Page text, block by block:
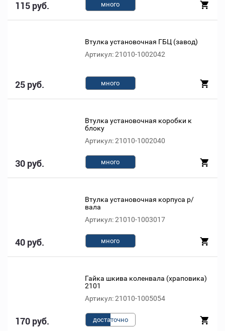
115 руб. много
Втулка установочная ГБЦ (завод)
Артикул: 21010-1002042
25 руб. много
Втулка установочная коробки к
блоку
Артикул: 21010-1002040
30 руб. много
Втулка установочная корпуса р/
вала
Артикул: 21010-1003017
40 руб. много
Гайка шкива коленвала (храповика)
2101
Артикул: 21010-1005054
170 руб. достаточно